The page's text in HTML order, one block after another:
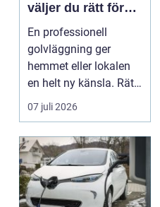
väljer du rätt för
ett hållbart golv
En professionell
golvläggning ger
hemmet eller lokalen
en helt ny känsla. Rätt
materi...
07 juli 2026